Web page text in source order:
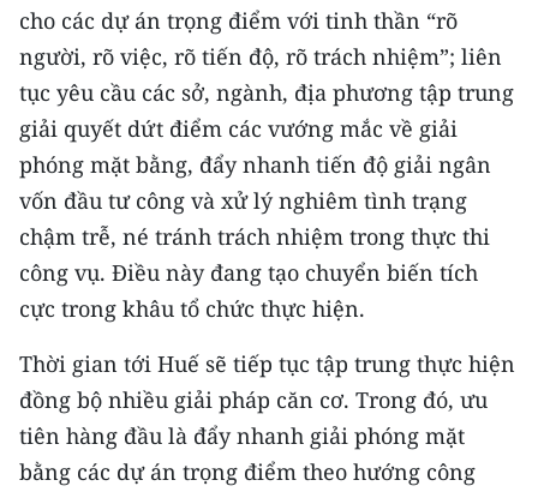
cho các dự án trọng điểm với tinh thần “rõ
người, rõ việc, rõ tiến độ, rõ trách nhiệm”; liên
tục yêu cầu các sở, ngành, địa phương tập trung
giải quyết dứt điểm các vướng mắc về giải
phóng mặt bằng, đẩy nhanh tiến độ giải ngân
vốn đầu tư công và xử lý nghiêm tình trạng
chậm trễ, né tránh trách nhiệm trong thực thi
công vụ. Điều này đang tạo chuyển biến tích
cực trong khâu tổ chức thực hiện.
Thời gian tới Huế sẽ tiếp tục tập trung thực hiện
đồng bộ nhiều giải pháp căn cơ. Trong đó, ưu
tiên hàng đầu là đẩy nhanh giải phóng mặt
bằng các dự án trọng điểm theo hướng công